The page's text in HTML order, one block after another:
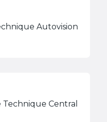
Autovision
Technique Central